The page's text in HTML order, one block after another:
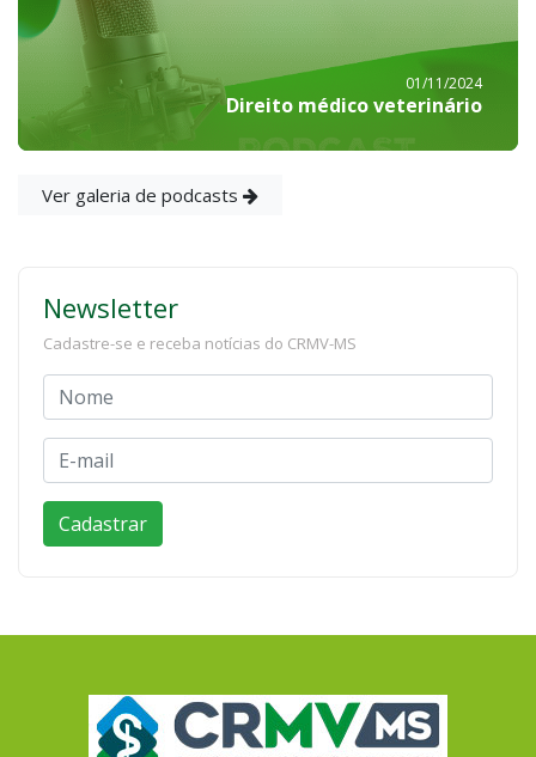
01/11/2024
Direito médico veterinário
Ver galeria de podcasts
Newsletter
Cadastre-se e receba notícias do CRMV-MS